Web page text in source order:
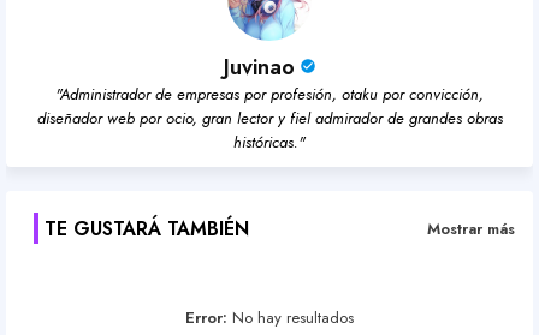
Juvinao
"Administrador de empresas por profesión, otaku por convicción,
diseñador web por ocio, gran lector y fiel admirador de grandes obras
históricas."
TE GUSTARÁ TAMBIÉN Mostrar más
Error: No hay resultados